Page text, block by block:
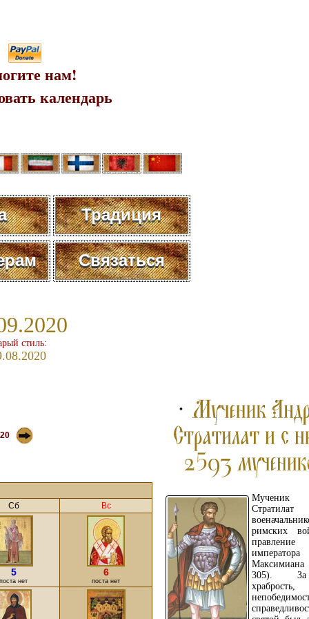
нам!
календарь
Традиция
Связаться
стиль:
Мученик
римских
правление
императора
305).
храбрость,
Сб Вс
5
поста нет
6
поста нет